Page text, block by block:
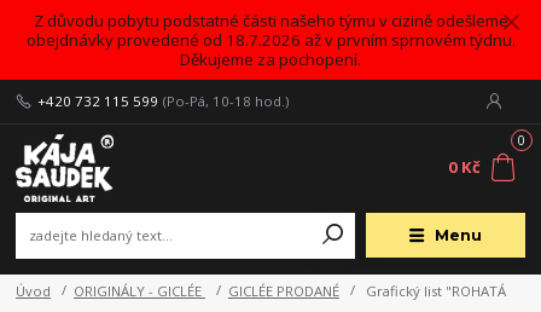
Z důvodu pobytu podstatné části našeho týmu v cizině odešleme
obejdnávky provedené od 18.7.2026 až v prvním sprnovém týdnu.
Děkujeme za pochopení.
Menu
+420 732 115 599 (Po-Pá, 10-18 hod.)
0
0 Kč
Úvod ORIGINÁLY - GICLÉE GICLÉE PRODANÉ
Grafický list "ROHATÁ